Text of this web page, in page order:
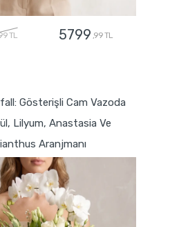
TL 5799 ,99 TL
Gösterişli Cam Vazoda
Lilyum, Anastasia Ve
Aranjmanı